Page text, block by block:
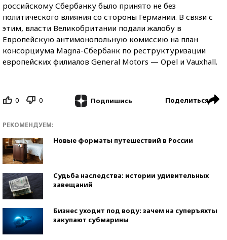
российскому Сбербанку было принято не без
политического влияния со стороны Германии. В связи с
этим, власти Великобритании подали жалобу в
Европейскую антимонопольную комиссию на план
консорциума Magna-Сбербанк по реструктуризации
европейских филиалов General Motors — Opel и Vauxhall.
0 0 Подпишись Поделиться
РЕКОМЕНДУЕМ:
Новые форматы путешествий в России
Судьба наследства: истории удивительных
завещаний
Бизнес уходит под воду: зачем на суперъяхты
закупают субмарины